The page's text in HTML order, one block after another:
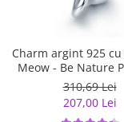
Charm argint 925
Meow - Be Nature
310,69 Lei
207,00 Lei